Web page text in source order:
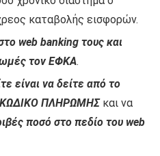
καταβολής εισφορών.
web banking τους και
τον ΕΦΚΑ.
είναι να δείτε από το
ΚΩΔΙΚΟ ΠΛΗΡΩΜΗΣκαι να
ποσό στο πεδίο του web